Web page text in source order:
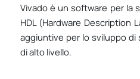
Vivado è un software per la
HDL (Hardware Description
aggiuntive per lo sviluppo
di alto livello.